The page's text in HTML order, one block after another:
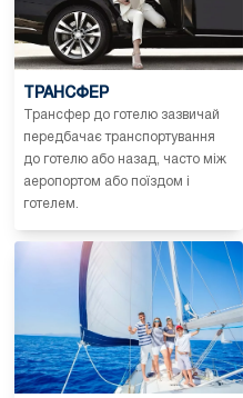
ТРАНСФЕР
Трансфер до готелю зазвичай
передбачає транспортування
до готелю або назад, часто між
аеропортом або поїздом і
готелем.